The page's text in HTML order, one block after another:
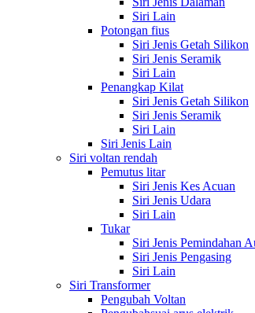
Siri Lain
Potongan fius
Siri Jenis Getah Silikon
Siri Jenis Seramik
Siri Lain
Penangkap Kilat
Siri Jenis Getah Silikon
Siri Jenis Seramik
Siri Lain
Siri Jenis Lain
Siri voltan rendah
Pemutus litar
Siri Jenis Kes Acuan
Siri Jenis Udara
Siri Lain
Tukar
Siri Jenis Pemindahan
Siri Jenis Pengasing
Siri Lain
Siri Transformer
Pengubah Voltan